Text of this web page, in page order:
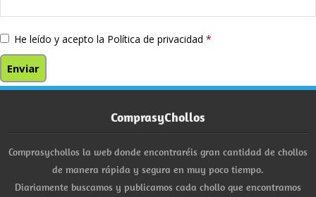
He leído y acepto la Política de privacidad *
ComprasyChollos
Comprasychollos la web donde encontraréis gran cantidad de chollos
de manera rápida y segura en muy poco tiempo.
Diariamente buscamos y publicamos cada chollo que encontramos